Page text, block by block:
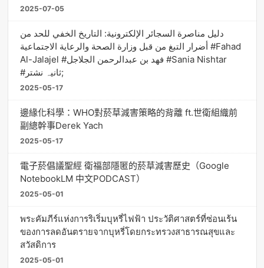
2025-07-05
دليل مناصرة السجائر الإلكترونية: التاريخ الخفي للحد من
أضرار التبغ من قبل وزارة الصحة والرعاية الاجتماعية #Fahad
Al-Jalajel #فهد بن عبدالرحمن الجلاجل #Sania Nishtar
#ثانیہ نشتر;
2025-05-17
邊緣化科學：WHO對菸草減害策略的背離 ft.世衛組織前
副總幹事Derek Yach
2025-05-17
電子菸倡議聖經 衛福部隱匿的菸草減害歷史（Google
NotebookLM 中文PODCAST）
2025-05-01
พระคัมภีร์แห่งการริเริ่มบุหรี่ไฟฟ้า ประวัติศาสตร์ที่ซ่อนเร้น
ของการลดอันตรายจากบุหรี่โดยกระทรวงสาธารณสุขและ
สวัสดิการ
2025-05-01